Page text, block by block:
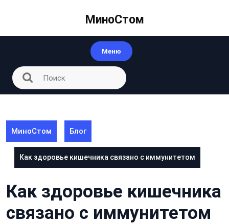
МиноСтом
Меню
МиноСтом Блог
Как здоровье кишечника связано с иммунитетом
Как здоровье кишечника
связано с иммунитетом